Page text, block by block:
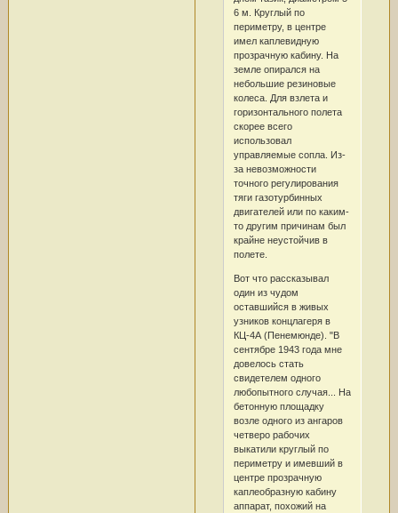
6 м. Круглый по
периметру, в центре
имел каплевидную
прозрачную кабину. На
земле опирался на
небольшие резиновые
колеса. Для взлета и
горизонтального полета
скорее всего
использовал
управляемые сопла. Из-
за невозможности
точного регулирования
тяги газотурбинных
двигателей или по каким-
то другим причинам был
крайне неустойчив в
полете.
Вот что рассказывал
один из чудом
оставшийся в живых
узников концлагеря в
КЦ-4А (Пенемюнде). "В
сентябре 1943 года мне
довелось стать
свидетелем одного
любопытного случая... На
бетонную площадку
возле одного из ангаров
четверо рабочих
выкатили круглый по
периметру и имевший в
центре прозрачную
каплеобразную кабину
аппарат, похожий на